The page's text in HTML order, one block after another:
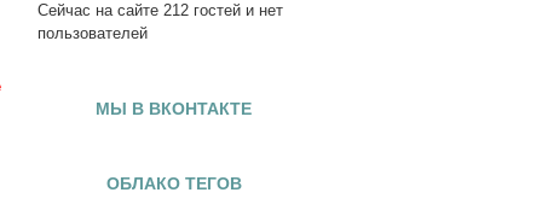
Сейчас на сайте 212 гостей и нет
пользователей
МЫ В ВКОНТАКТЕ
ОБЛАКО ТЕГОВ